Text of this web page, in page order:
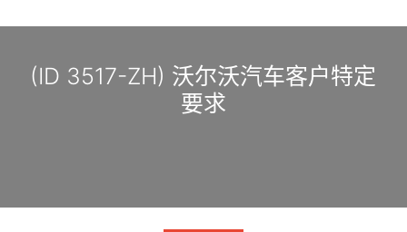
(ID 3517-ZH) 沃尔沃汽车客户特定
要求